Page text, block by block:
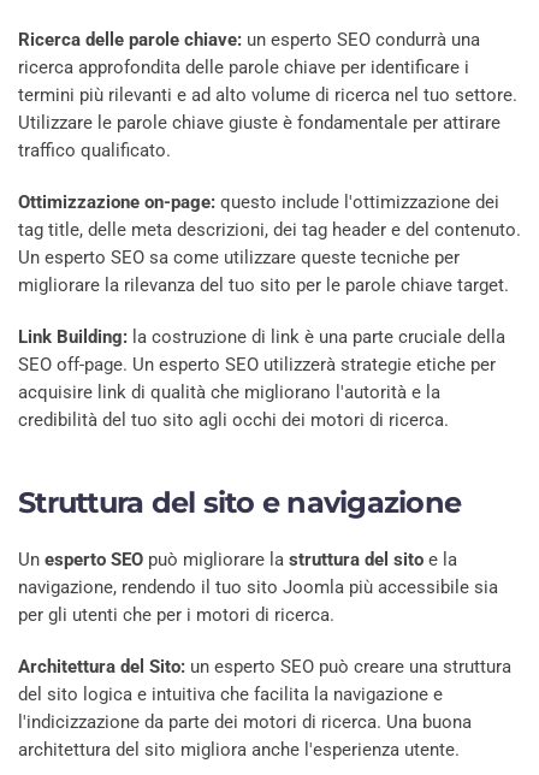
Ricerca delle parole chiave: un esperto SEO condurrà una
ricerca approfondita delle parole chiave per identificare i
termini più rilevanti e ad alto volume di ricerca nel tuo settore.
Utilizzare le parole chiave giuste è fondamentale per attirare
traffico qualificato.
Ottimizzazione on-page: questo include l'ottimizzazione dei
tag title, delle meta descrizioni, dei tag header e del contenuto.
Un esperto SEO sa come utilizzare queste tecniche per
migliorare la rilevanza del tuo sito per le parole chiave target.
Link Building: la costruzione di link è una parte cruciale della
SEO off-page. Un esperto SEO utilizzerà strategie etiche per
acquisire link di qualità che migliorano l'autorità e la
credibilità del tuo sito agli occhi dei motori di ricerca.
Struttura del sito e navigazione
Un esperto SEO può migliorare la struttura del sito e la
navigazione, rendendo il tuo sito Joomla più accessibile sia
per gli utenti che per i motori di ricerca.
Architettura del Sito: un esperto SEO può creare una struttura
del sito logica e intuitiva che facilita la navigazione e
l'indicizzazione da parte dei motori di ricerca. Una buona
architettura del sito migliora anche l'esperienza utente.